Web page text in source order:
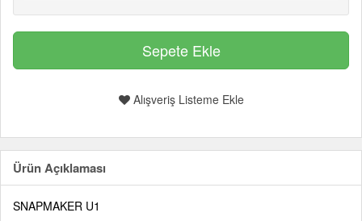
Alışveriş Listeme Ekle
Ürün Açıklaması
SNAPMAKER U1